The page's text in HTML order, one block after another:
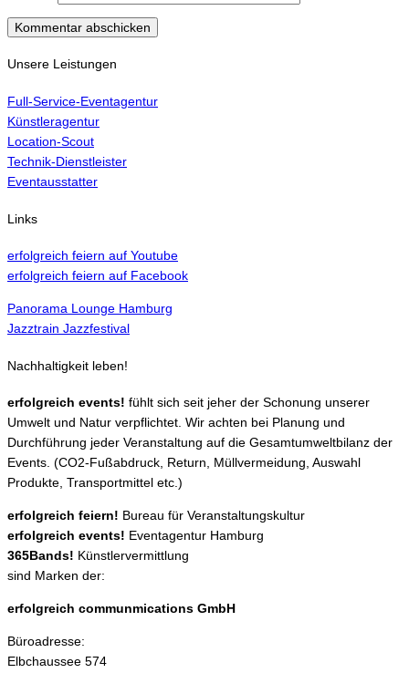
Unsere Leistungen
Full-Service-Eventagentur
Künstleragentur
Location-Scout
Technik-Dienstleister
Eventausstatter
Links
erfolgreich feiern auf Youtube
erfolgreich feiern auf Facebook
Panorama Lounge Hamburg
Jazztrain Jazzfestival
Nachhaltigkeit leben!
erfolgreich events! fühlt sich seit jeher der Schonung unserer
Umwelt und Natur verpflichtet. Wir achten bei Planung und
Durchführung jeder Veranstaltung auf die Gesamtumweltbilanz der
Events. (CO2-Fußabdruck, Return, Müllvermeidung, Auswahl
Produkte, Transportmittel etc.)
erfolgreich feiern! Bureau für Veranstaltungskultur
erfolgreich events! Eventagentur Hamburg
365Bands! Künstlervermittlung
sind Marken der:
erfolgreich communmications GmbH
Büroadresse:
Elbchaussee 574